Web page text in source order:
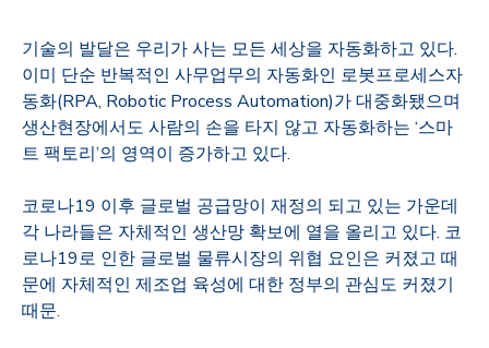
기술의 발달은 우리가 사는 모든 세상을 자동화하고 있다.
이미 단순 반복적인 사무업무의 자동화인 로봇프로세스자
동화(RPA, Robotic Process Automation)가 대중화됐으며
생산현장에서도 사람의 손을 타지 않고 자동화하는 ‘스마
트 팩토리’의 영역이 증가하고 있다.
코로나19 이후 글로벌 공급망이 재정의 되고 있는 가운데
각 나라들은 자체적인 생산망 확보에 열을 올리고 있다. 코
로나19로 인한 글로벌 물류시장의 위협 요인은 커졌고 때
문에 자체적인 제조업 육성에 대한 정부의 관심도 커졌기
때문.